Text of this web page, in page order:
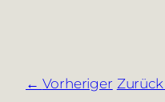
Vorheriger